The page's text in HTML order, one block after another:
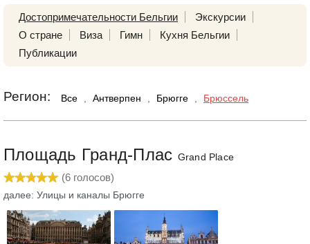
Достопримечательности Бельгии
Экскурсии
О стране
Виза Гимн
Кухня Бельгии
Публикации
Регион: Все Антверпен Брюгге Брюссель
Площадь Гранд-Плас Grand Place
(6 голосов)
далее: Улицы и каналы Брюгге